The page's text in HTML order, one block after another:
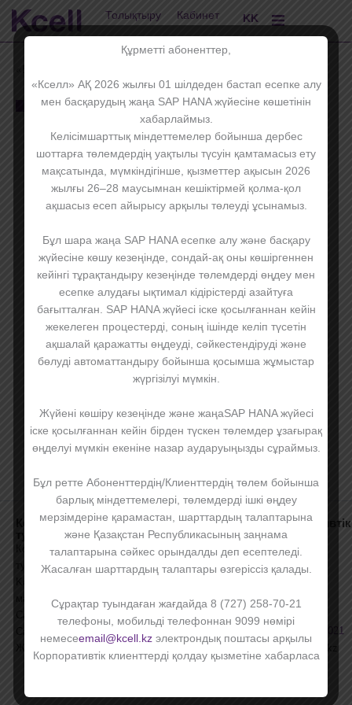
Skip
content
Толықтыру Кабинет KK
RU
Условия
Компания
Компания
туралы
мансабыңыз
Клиенттерге
Жаңалықтар
Баспа
орталығы
сұрақтар
Инвесторларға
Тауарлар мен
қызметтердің
Корпоративтік
клиент
Корпоративтік
клиенттің
Корпоративтік
клиенттер
үшін:
Сервистік
мәселелер
9099,
+7 727 258 7021
email@kcell.kz
+7 727 258
Құрметті абоненттер,
«Кселл» АҚ 2026 жылғы 01 шілдеден бастап есепке алу
мен басқарудың жаңа SAP HANA жүйесіне көшетінін
хабарлаймыз.
Келісімшарттық міндеттемелер бойынша дербес
шоттарға төлемдердің уақтылы түсуін қамтамасыз ету
мақсатында, мүмкіндігінше, қызметтер ақысын 2026
жылғы 26–28 маусымнан кешіктірмей қолма-қол
ақшасыз есеп айырысу арқылы төлеуді ұсынамыз.
Бұл шара жаңа SAP HANA есепке алу және басқару
жүйесіне көшу кезеңінде, сондай-ақ оны көшіргеннен
кейінгі тұрақтандыру кезеңінде төлемдерді өңдеу мен
есепке алудағы ықтимал кідірістерді азайтуға
бағытталған. SAP HANA жүйесі іске қосылғаннан кейін
жекелеген процестерді, соның ішінде келіп түсетін
ақшалай қаражатты өңдеуді, сәйкестендіруді және
бөлуді автоматтандыру бойынша қосымша жұмыстар
жүргізілуі мүмкін.
Жүйені көшіру кезеңінде және жаңаSAP HANA жүйесі
іске қосылғаннан кейін бірден түскен төлемдер ұзағырақ
өңделуі мүмкін екеніне назар аударуыңызды сұраймыз.
Бұл ретте Абоненттердің/Клиенттердің төлем бойынша
барлық міндеттемелері, төлемдерді ішкі өңдеу
мерзімдеріне қарамастан, шарттардың талаптарына
және Қазақстан Республикасының заңнама
талаптарына сәйкес орындалды деп есептеледі.
Жасалған шарттардың талаптары өзгеріссіз қалады.
Сұрақтар туындаған жағдайда 8 (727) 258-70-21
телефоны, мобильді телефоннан 9099 нөмірі
немесеemail@kcell.kz электрондық поштасы арқылы
Корпоративтік клиенттерді қолдау қызметіне хабарласа